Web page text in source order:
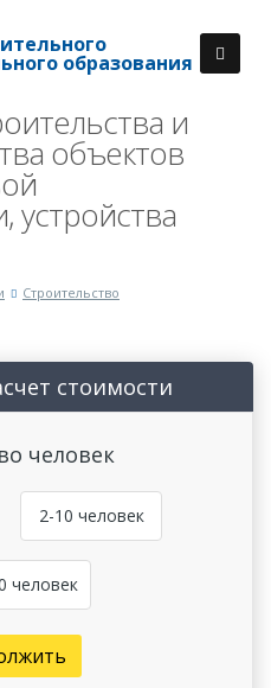
образования
и
объектов
Строительство
стоимости
человек
2-10 человек
человек